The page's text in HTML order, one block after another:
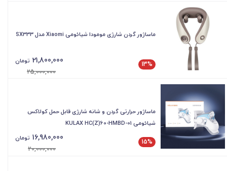
ماساژور گردن شارژی مومودا شیائومی Xiaomi مدل SX333
13%
21,800,000 تومان
25,000,000
ماساژور حرارتی گردن و شانه شارژی قابل حمل کولاکس
شیائومی KULAX HC(Z)60-HMBD-01
15%
16,980,000 تومان
20,000,000